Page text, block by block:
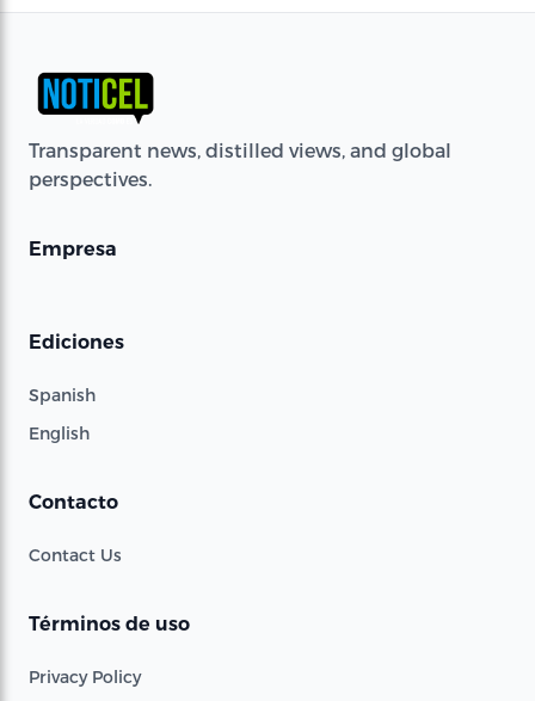
Transparent news, distilled views, and global
perspectives.
Empresa
Ediciones
Spanish
English
Contacto
Contact Us
Términos de uso
Privacy Policy